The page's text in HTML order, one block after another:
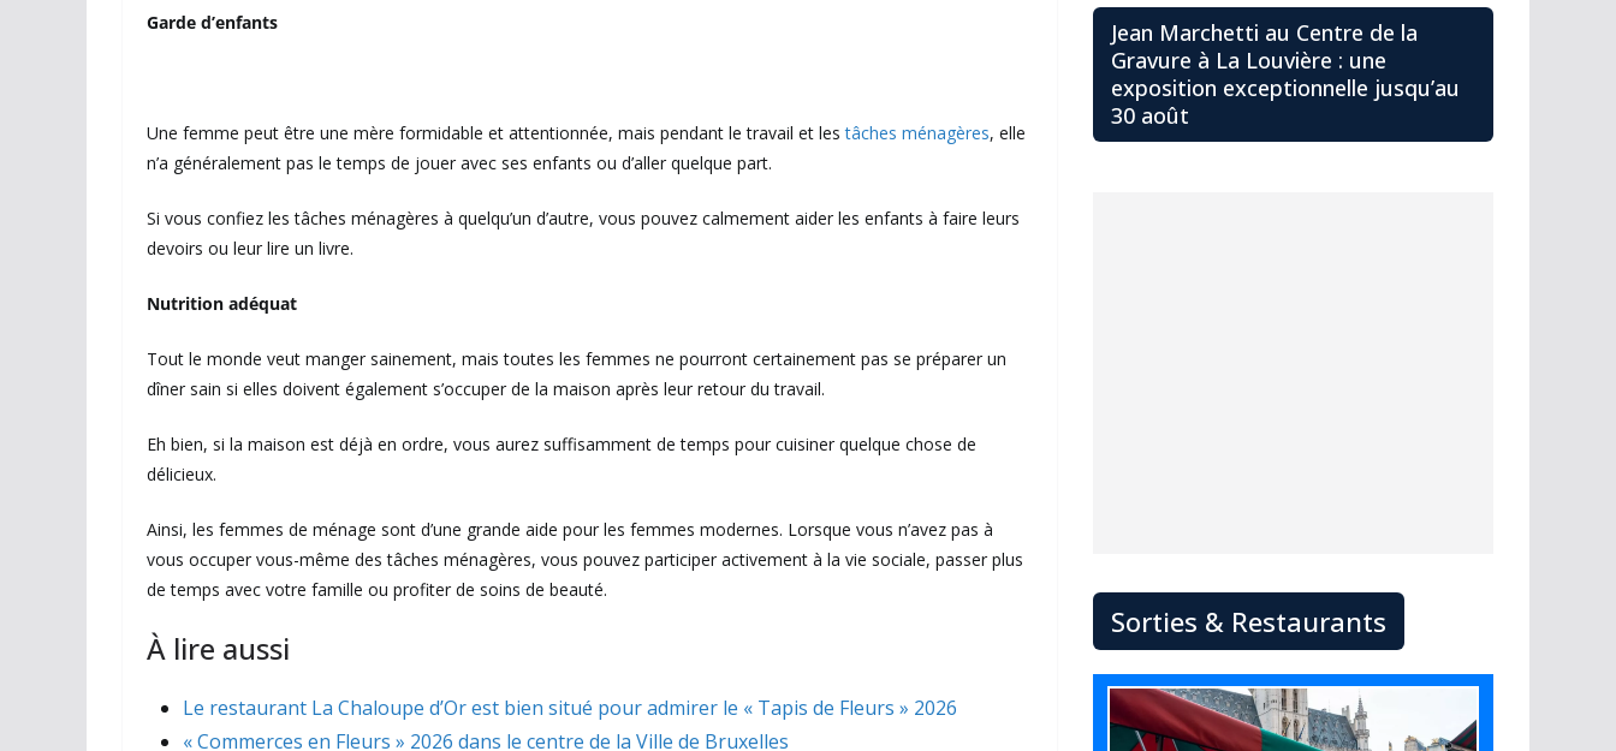
Garde d’enfants
Une femme peut être une mère formidable et attentionnée, mais pendant le travail et lestâches ménagères, elle
n’a généralement pas le temps de jouer avec ses enfants ou d’aller quelque part.
Si vous confiez les tâches ménagères à quelqu’un d’autre, vous pouvez calmement aider les enfants à faire leurs
devoirs ou leur lire un livre.
Nutrition adéquat
Tout le monde veut manger sainement, mais toutes les femmes ne pourront certainement pas se préparer un
dîner sain si elles doivent également s’occuper de la maison après leur retour du travail.
Eh bien, si la maison est déjà en ordre, vous aurez suffisamment de temps pour cuisiner quelque chose de
délicieux.
Ainsi, les femmes de ménage sont d’une grande aide pour les femmes modernes. Lorsque vous n’avez pas à
vous occuper vous-même des tâches ménagères, vous pouvez participer activement à la vie sociale, passer plus
de temps avec votre famille ou profiter de soins de beauté.
À lire aussi
Le restaurant La Chaloupe d’Or est bien situé pour admirer le « Tapis de Fleurs » 2026
« Commerces en Fleurs » 2026 dans le centre de la Ville de Bruxelles
Jean Marchetti au Centre de la
Gravure à La Louvière : une
exposition exceptionnelle jusqu’au
30 août
Sorties & Restaurants